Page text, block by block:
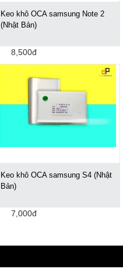
Keo khô OCA samsung Note 2
(Nhật Bản)
8,500đ
Keo khô OCA samsung S4 (Nhật
Bản)
7,000đ